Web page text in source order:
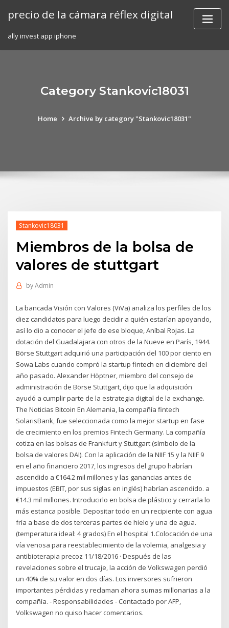
precio de la cámara réflex digital
ally invest app iphone
Category Stankovic18031
Home Archive by category "Stankovic18031"
Stankovic18031
Miembros de la bolsa de
valores de stuttgart
byAdmin
La bancada Visión con Valores (ViVa) analiza los perfiles de los
diez candidatos para luego decidir a quién estarían apoyando,
así lo dio a conocer el jefe de ese bloque, Aníbal Rojas. La
dotación del Guadalajara con otros de la Nueve en París, 1944.
Börse Stuttgart adquirió una participación del 100 por ciento en
Sowa Labs cuando compró la startup fintech en diciembre del
año pasado. Alexander Höptner, miembro del consejo de
administración de Börse Stuttgart, dijo que la adquisición
ayudó a cumplir parte de la estrategia digital de la exchange.
The Noticias Bitcoin En Alemania, la compañía fintech
SolarisBank, fue seleccionada como la mejor startup en fase
de crecimiento en los premios Fintech Germany. La compañía
cotiza en las bolsas de Frankfurt y Stuttgart (símbolo de la
bolsa de valores DAI). Con la aplicación de la NIIF 15 y la NIIF 9
en el año financiero 2017, los ingresos del grupo habrían
ascendido a €164.2 mil millones y las ganancias antes de
impuestos (EBIT, por sus siglas en inglés) habrían ascendido. a
€14.3 mil millones. Introducirlo en bolsa de plástico y cerrarla lo
más estanca posible. Depositar todo en un recipiente con agua
fría a base de dos terceras partes de hielo y una de agua.
(temperatura ideal: 4 grados) En el hospital 1.Colocación de una
vía venosa para reestablecimiento de la volemia, analgesia y
antibioterapia precoz 11/18/2016 · Después de las
revelaciones sobre el trucaje, la acción de Volkswagen perdió
un 40% de su valor en dos días. Los inversores sufrieron
importantes pérdidas y reclaman ahora sumas millonarias a la
compañía. - Responsabilidades - Contactado por AFP,
Volkswagen no quiso hacer comentarios.